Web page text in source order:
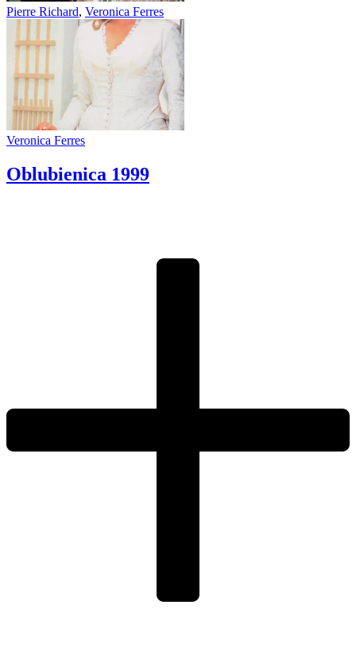
Pierre Richard, Veronica Ferres
Veronica Ferres
Oblubienica 1999